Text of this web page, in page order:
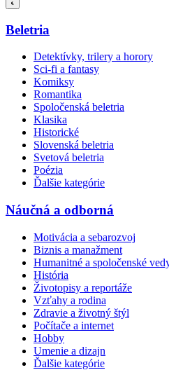
Beletria
Detektívky, trilery a horory
Sci-fi a fantasy
Komiksy
Romantika
Spoločenská beletria
Klasika
Historické
Slovenská beletria
Svetová beletria
Poézia
Ďalšie kategórie
Náučná a odborná
Motivácia a sebarozvoj
Biznis a manažment
Humanitné a spoločenské
História
Životopisy a reportáže
Vzťahy a rodina
Zdravie a životný štýl
Počítače a internet
Hobby
Umenie a dizajn
Ďalšie kategórie